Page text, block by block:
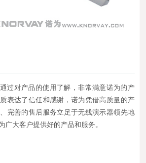
过对产品的使用了解，非常满意诺为的产
表达了信任和感谢，诺为凭借高质量的产
完善的售后服务立足于无线演示器领先地
广大客户提供好的产品和服务。